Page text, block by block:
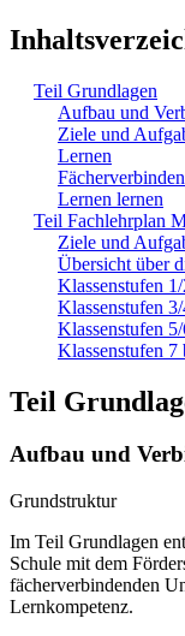
Teil Grundlagen
Aufbau und
Ziele und
Lernen
Lernen lernen
Teil Fachlehrplan
Ziele und
Übersicht über
Klassenstufen 1/
Klassenstufen
Klassenstufen
Klassenstufen 7
Teil
Aufbau und
Grundstruktur
Im Teil Grundlagen
Schule mit dem
fächerverbindenden
Lernkompetenz.